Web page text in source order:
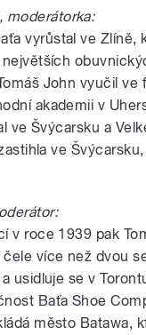
moderátorka:
vyrůstal ve Zlíně,
John vyučil ve
akademii v
ve Švýcarsku a
ve
v roce 1939 pak
více než dvou
usidluje se v
Baťa Shoe
město Batawa,